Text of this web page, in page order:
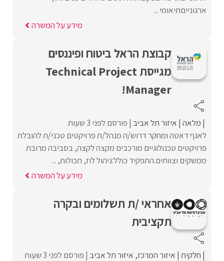
ארגונייםתיאומי ...
מידע על המשרה
קבוצת הראל ביטוח ופיננסים
מגייסת Technical Project
Manager!
מלאה איזור תל אביב פורסם לפני 3 שעות
לאגף דאטה ומחקר דרוש/ה מנהל/ת פרויקטים טכני/ת להובלת
פרויקטים טכנולוגיים מורכבים מקצה לקצה, בסביבה מרובת
ממשקים וצוותים.התפקיד כולל:ניהול לוז, תכולות, ...
מידע על המשרה
אחראי /ת תשלומים ובקרה
תקציבית
חלקית איזור המרכז איזור תל אביב פורסם לפני 3 שעות